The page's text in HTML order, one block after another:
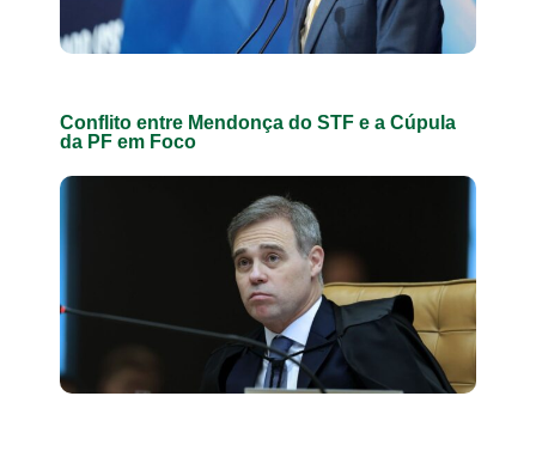
Conflito entre Mendonça do STF e a Cúpula
da PF em Foco